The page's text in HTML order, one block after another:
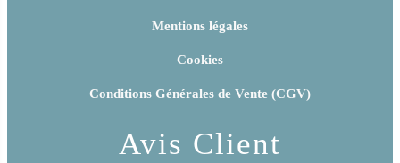
Mentions légales
Cookies
Conditions Générales de Vente (CGV)
Avis Client